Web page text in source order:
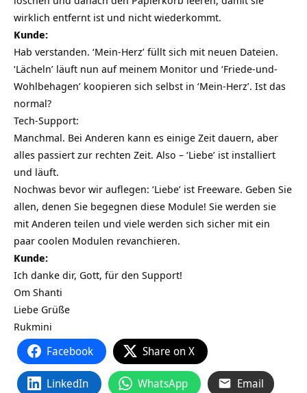
wirklich entfernt ist und nicht wiederkommt.
Kunde:
Hab verstanden. ‘Mein-Herz’ füllt sich mit neuen Dateien.
‘Lächeln’ läuft nun auf meinem Monitor und ‘Friede-und-
Wohlbehagen’ koopieren sich selbst in ‘Mein-Herz’. Ist das
normal?
Tech-Support:
Manchmal. Bei Anderen kann es einige Zeit dauern, aber
alles passiert zur rechten Zeit. Also – ‘Liebe’ ist installiert
und läuft.
Nochwas bevor wir auflegen: ‘Liebe’ ist Freeware. Geben Sie
allen, denen Sie begegnen diese Module! Sie werden sie
mit Anderen teilen und viele werden sich sicher mit ein
paar coolen Modulen revanchieren.
Kunde:
Ich danke dir, Gott, für den Support!
Om Shanti
Liebe Grüße
Rukmini
Facebook Share on X
LinkedIn WhatsApp Email